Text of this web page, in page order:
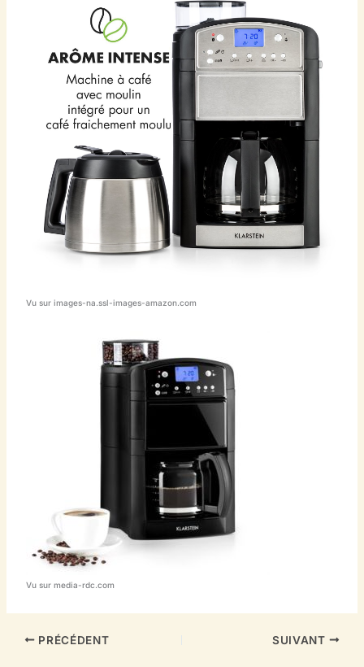
Vu sur images-na.ssl-images-amazon.com
Vu sur media-rdc.com
PRÉCÉDENT SUIVANT